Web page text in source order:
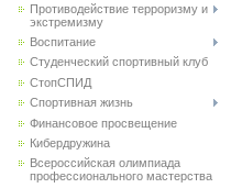
Противодействие терроризму и
экстремизму
Воспитание
Студенческий спортивный клуб
CтопСПИД
Спортивная жизнь
Финансовое просвещение
Кибердружина
Всероссийская олимпиада
профессионального мастерства